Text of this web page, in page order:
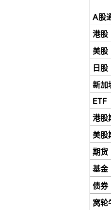
A股
港股
美股
日股
新加
ETF
港股
美股
期货
基金
债券
窝轮